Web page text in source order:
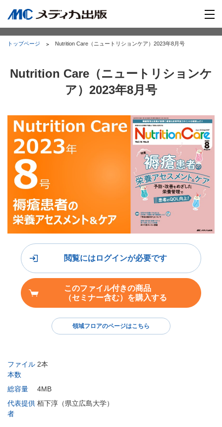
トップページ Nutrition Care（ニュートリションケア）2023年8月号
Nutrition Care（ニュートリションケ
ア）2023年8月号
ファイル
本数
2本
総容量
4MB
代表提供
者
栢下淳（県立広島大学）
閲覧にはログインが必要です
このファイル付きの商品
（セミナー含む）を購入する
領域フロアのページはこちら